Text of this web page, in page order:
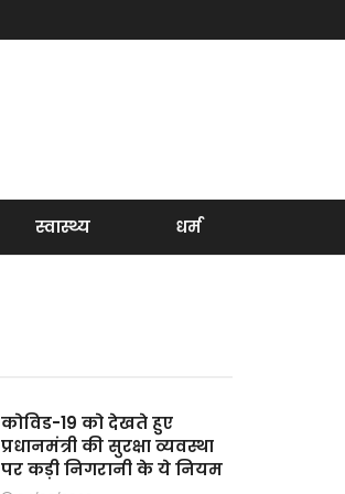
स्वास्थ्य धर्म
कोविड-19 को देखते हुए
प्रधानमंत्री की सुरक्षा व्यवस्था
पर कड़ी निगरानी के ये नियम